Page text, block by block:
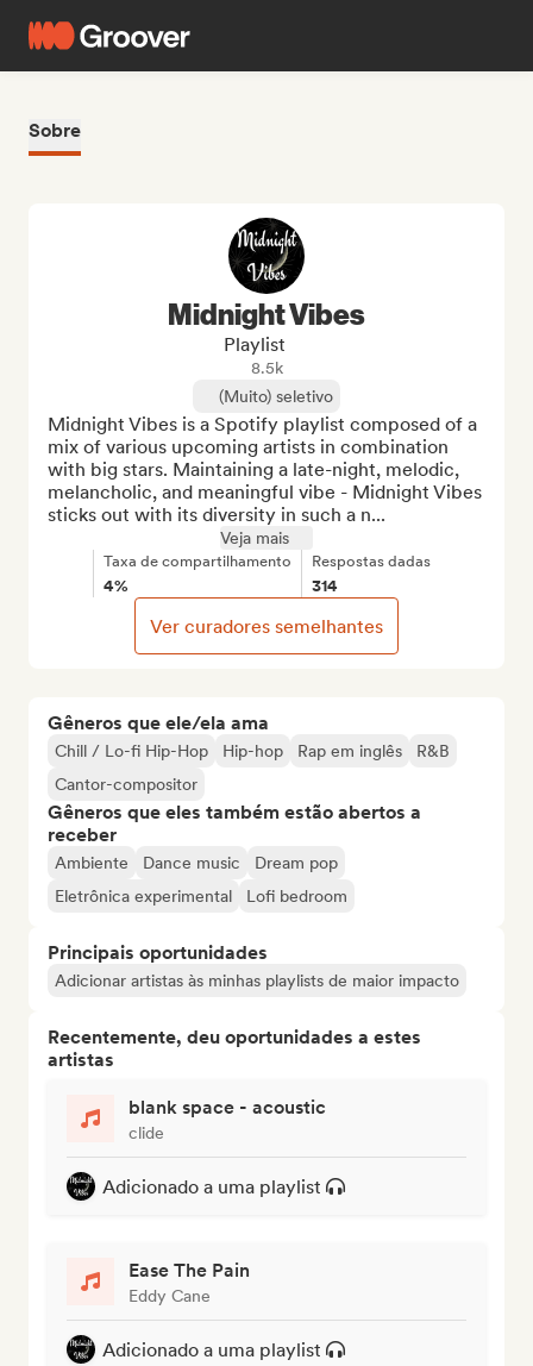
Sobre
Gêneros que ele/ela ama
Chill / Lo-fi Hip-Hop Hip-hop Rap em inglês
R&B
Cantor-compositor
Gêneros que eles também estão abertos a
receber
Ambiente Dance music
Dream pop
Eletrônica experimental
Lofi bedroom
Principais oportunidades
Adicionar artistas às minhas playlists de maior impacto
Recentemente, deu oportunidades a estes
artistas
blank space - acoustic
clide
Adicionado a uma playlist
Ease The Pain
Eddy Cane
Adicionado a uma playlist
Midnight Vibes
Playlist
8.5k
(Muito) seletivo
Midnight Vibes is a Spotify playlist composed of a
mix of various upcoming artists in combination
with big stars. Maintaining a late-night, melodic,
melancholic, and meaningful vibe - Midnight Vibes
sticks out with its diversity in such a n...
Veja mais
Taxa de compartilhamento
4%
Respostas dadas
314
Ver curadores semelhantes